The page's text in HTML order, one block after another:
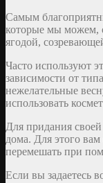
Самым
которые мы можем,
ягодой,
Часто используют
зависимости от
нежелательные
использовать
Для придания
дома. Для этого
перемешать при
Если вы задаетесь